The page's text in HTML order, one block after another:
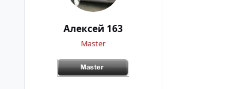
Алексей 163
Master